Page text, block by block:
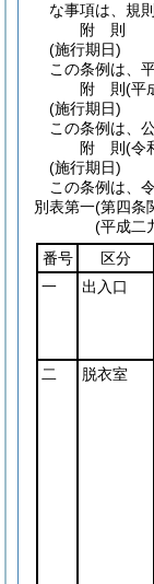
な事項は、規
附 則
(施行期日)
この条例は、
附 則(平
(施行期日)
この条例は、
附 則(令
(施行期日)
この条例は、
別表第一(第四条
(平成二
番号
区分
一
出入口
二
脱衣室